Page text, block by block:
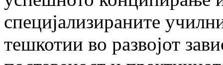
специјализираните
тешкотии во развојот